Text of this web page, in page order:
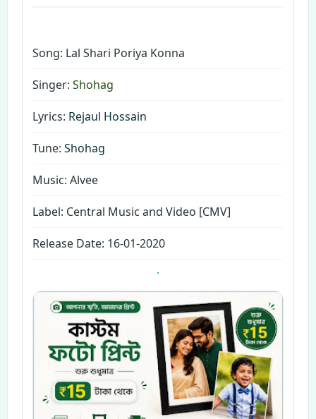
Song: Lal Shari Poriya Konna
Singer: Shohag
Lyrics: Rejaul Hossain
Tune: Shohag
Music: Alvee
Label: Central Music and Video [CMV]
Release Date: 16-01-2020
.